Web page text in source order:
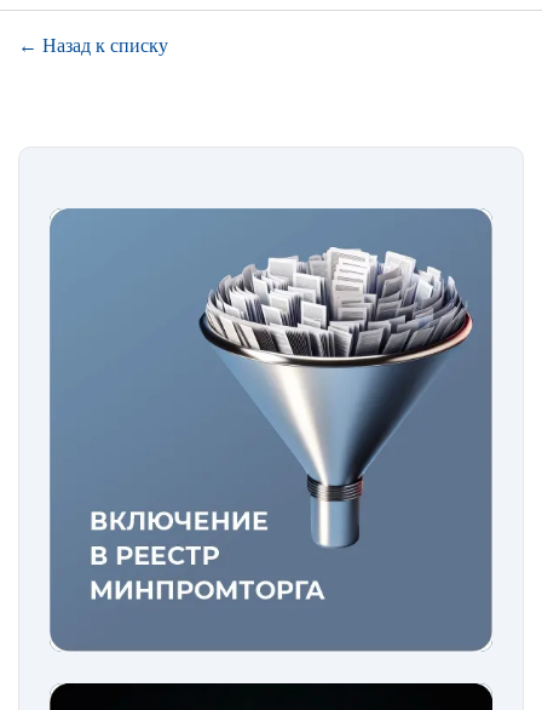
← Назад к списку